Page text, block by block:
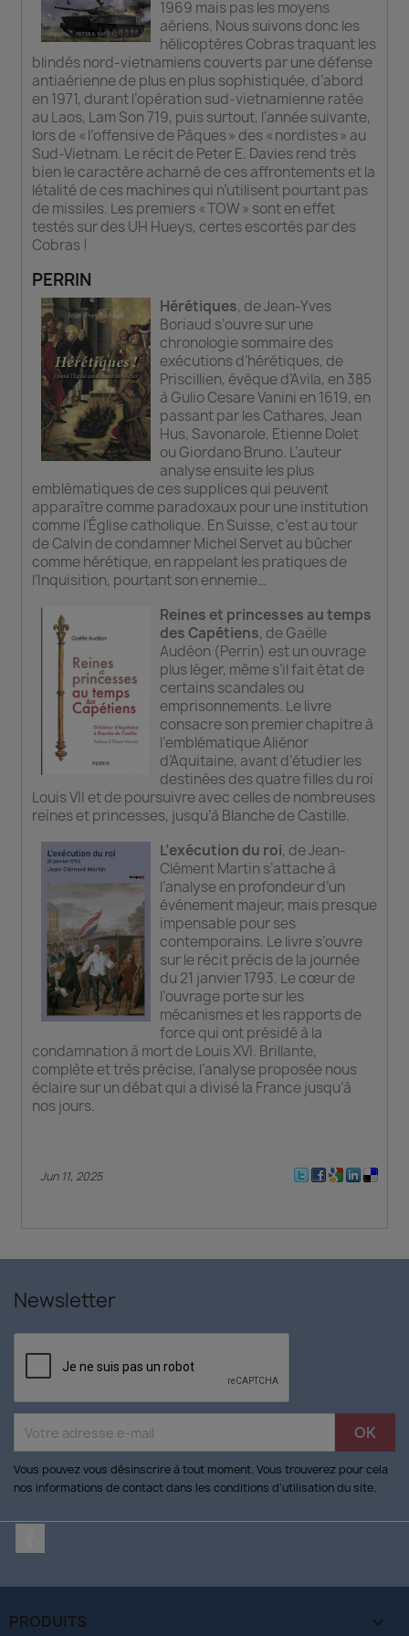
1969 mais pas les moyens
aériens. Nous suivons donc les
hélicoptères Cobras traquant les
blindés nord-vietnamiens couverts par une défense
antiaérienne de plus en plus sophistiquée, d’abord
en 1971, durant l’opération sud-vietnamienne ratée
au Laos, Lam Son 719, puis surtout, l’année suivante,
lors de « l’offensive de Pâques » des « nordistes » au
Sud-Vietnam. Le récit de Peter E. Davies rend très
bien le caractère acharné de ces affrontements et la
létalité de ces machines qui n’utilisent pourtant pas
de missiles. Les premiers « TOW » sont en effet
testés sur des UH Hueys, certes escortés par des
Cobras !
PERRIN
Hérétiques, de Jean-Yves
Boriaud s’ouvre sur une
chronologie sommaire des
exécutions d’hérétiques, de
Priscillien, évêque d’Avila, en 385
à Gulio Cesare Vanini en 1619, en
passant par les Cathares, Jean
Hus, Savonarole, Etienne Dolet
ou Giordano Bruno. L’auteur
analyse ensuite les plus
emblématiques de ces supplices qui peuvent
apparaître comme paradoxaux pour une institution
comme l’Église catholique. En Suisse, c’est au tour
de Calvin de condamner Michel Servet au bûcher
comme hérétique, en rappelant les pratiques de
l’Inquisition, pourtant son ennemie…
Reines et princesses au temps
des Capétiens, de Gaëlle
Audéon (Perrin) est un ouvrage
plus léger, même s’il fait état de
certains scandales ou
emprisonnements. Le livre
consacre son premier chapitre à
l’emblématique Aliénor
d’Aquitaine, avant d’étudier les
destinées des quatre filles du roi
Louis VII et de poursuivre avec celles de nombreuses
reines et princesses, jusqu’à Blanche de Castille.
L’exécution du roi, de Jean-
Clément Martin s’attache à
l’analyse en profondeur d’un
événement majeur, mais presque
impensable pour ses
contemporains. Le livre s’ouvre
sur le récit précis de la journée
du 21 janvier 1793. Le cœur de
l’ouvrage porte sur les
mécanismes et les rapports de
force qui ont présidé à la
condamnation à mort de Louis XVI. Brillante,
complète et très précise, l’analyse proposée nous
éclaire sur un débat qui a divisé la France jusqu’à
nos jours.
Jun 11, 2025
Newsletter
Vous pouvez vous désinscrire à tout moment. Vous trouverez pour cela
nos informations de contact dans les conditions d'utilisation du site.
PRODUITS 